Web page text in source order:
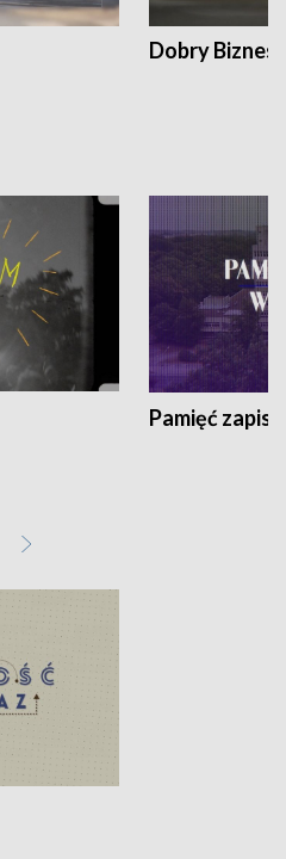
Dobry Biznes
Pamięć